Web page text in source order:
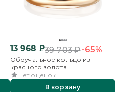
13 968 ₽39 703₽-65%
Обручальное кольцо из
красного золота
Нет оценок
В корзину